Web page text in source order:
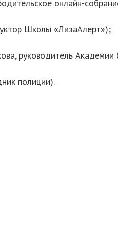
онлайн-
Школы «ЛизаАлерт»);
руководитель Академии
полиции).